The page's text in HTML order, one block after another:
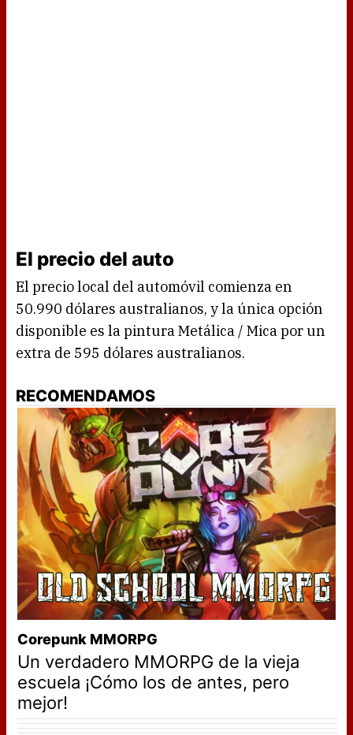
El precio del auto
El precio local del automóvil comienza en
50.990 dólares australianos, y la única opción
disponible es la pintura Metálica / Mica por un
extra de 595 dólares australianos.
RECOMENDAMOS
Corepunk MMORPG
Un verdadero MMORPG de la vieja
escuela ¡Cómo los de antes, pero
mejor!